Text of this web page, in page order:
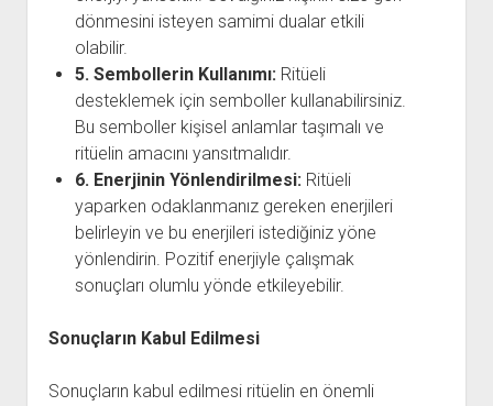
dönmesini isteyen samimi dualar etkili
olabilir.
5. Sembollerin Kullanımı:Ritüeli
desteklemek için semboller kullanabilirsiniz.
Bu semboller kişisel anlamlar taşımalı ve
ritüelin amacını yansıtmalıdır.
6. Enerjinin Yönlendirilmesi:Ritüeli
yaparken odaklanmanız gereken enerjileri
belirleyin ve bu enerjileri istediğiniz yöne
yönlendirin. Pozitif enerjiyle çalışmak
sonuçları olumlu yönde etkileyebilir.
Sonuçların Kabul Edilmesi
Sonuçların kabul edilmesi ritüelin en önemli